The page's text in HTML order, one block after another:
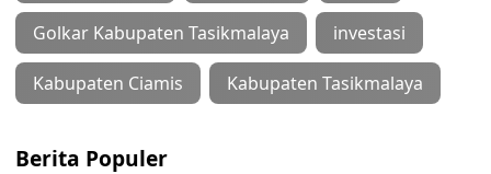
Golkar Kabupaten Tasikmalaya investasi
Kabupaten Ciamis Kabupaten Tasikmalaya
Berita Populer